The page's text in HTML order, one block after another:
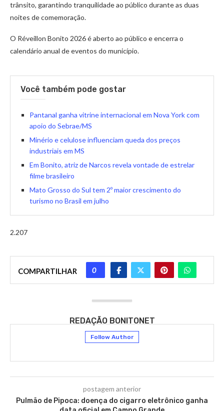
trânsito, garantindo tranquilidade ao público durante as duas
noites de comemoração.
O Réveillon Bonito 2026 é aberto ao público e encerra o
calendário anual de eventos do município.
Você também pode gostar
Pantanal ganha vitrine internacional em Nova York com
apoio do Sebrae/MS
Minério e celulose influenciam queda dos preços
industriais em MS
Em Bonito, atriz de Narcos revela vontade de estrelar
filme brasileiro
Mato Grosso do Sul tem 2º maior crescimento do
turismo no Brasil em julho
2.207
COMPARTILHAR 0
REDAÇÃO BONITONET
Follow Author
postagem anterior
Pulmão de Pipoca: doença do cigarro eletrônico ganha